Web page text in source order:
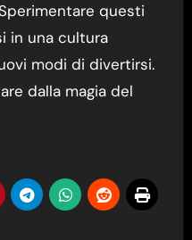
questi
in una cultura
modi di divertirsi.
dalla magia del